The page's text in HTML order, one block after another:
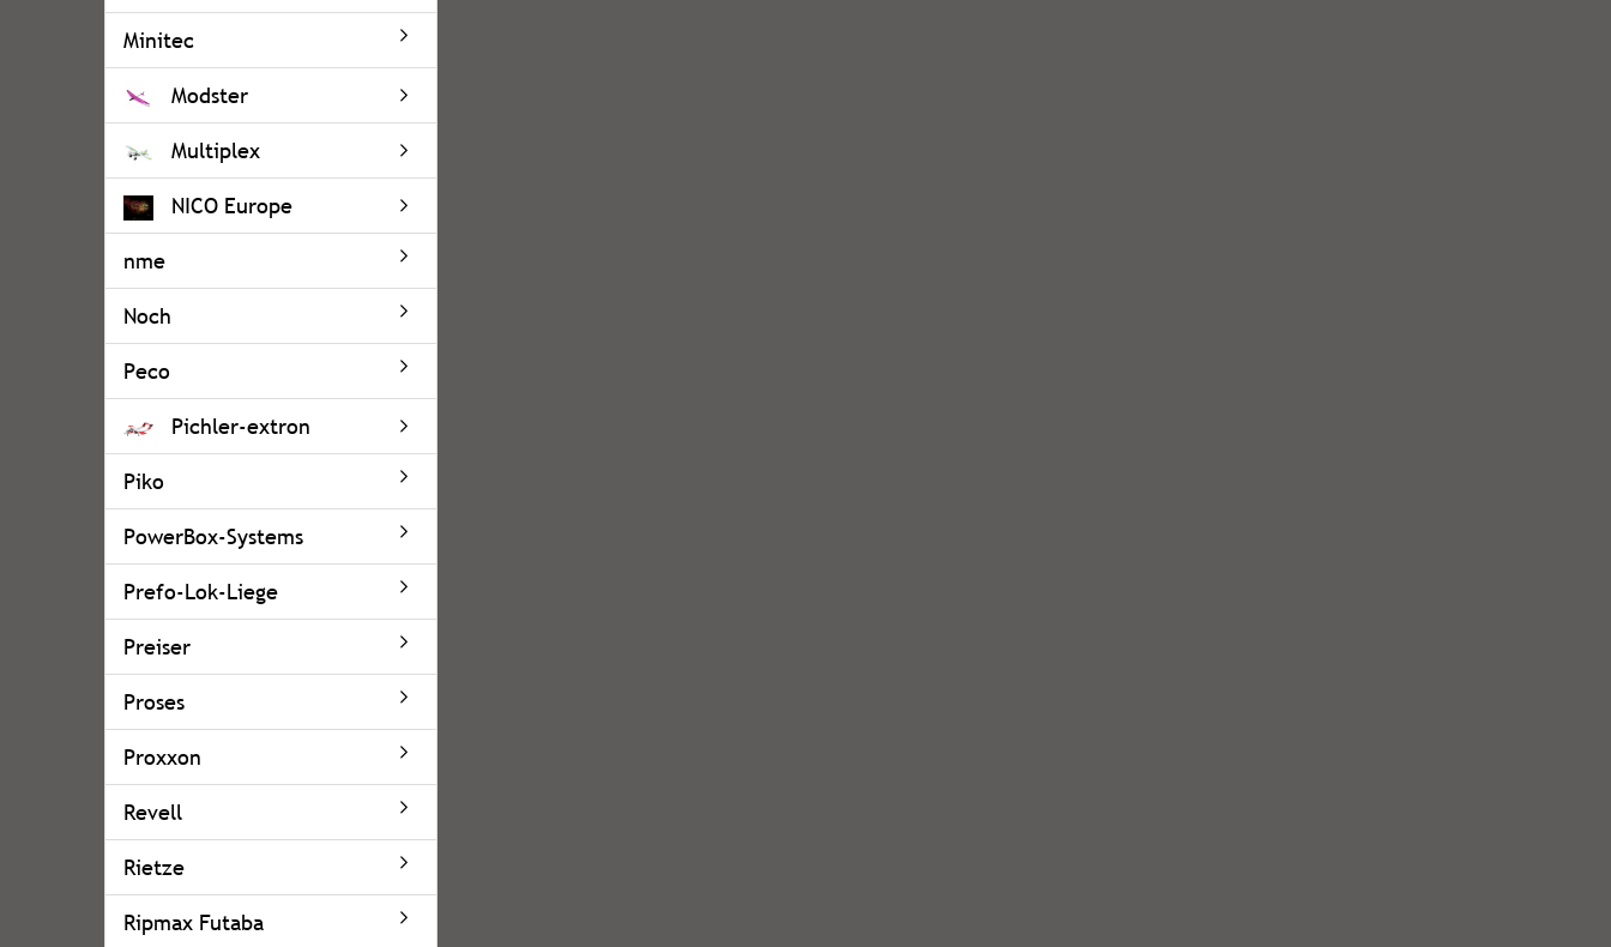
Minitec
Modster
Multiplex
NICO Europe
nme
Noch
Peco
Pichler-extron
Piko
PowerBox-Systems
Prefo-Lok-Liege
Preiser
Proses
Proxxon
Revell
Rietze
Ripmax Futaba